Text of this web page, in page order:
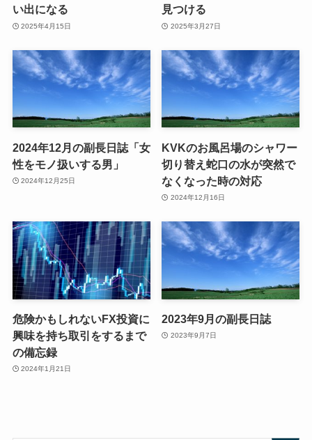
い出になる
2025年4月15日
見つける
2025年3月27日
2024年12月の副長日誌「女
性をモノ扱いする男」
2024年12月25日
KVKのお風呂場のシャワー
切り替え蛇口の水が突然で
なくなった時の対応
2024年12月16日
危険かもしれないFX投資に
興味を持ち取引をするまで
の備忘録
2024年1月21日
2023年9月の副長日誌
2023年9月7日